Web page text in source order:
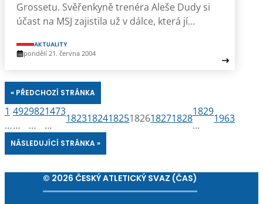
Grossetu. Svěřenkyně trenéra Aleše Dudy si
účast na MSJ zajistila už v dálce, která jí…
AKTUALITY
pondělí 21. června 2004
« PŘEDCHOZÍ STRÁNKA
1
…
492
…
982
…
1473
…
182318241825182618271828
1829
…
1963
NÁSLEDUJÍCÍ STRÁNKA »
© 2026 ČESKÝ ATLETICKÝ SVAZ (ČAS)